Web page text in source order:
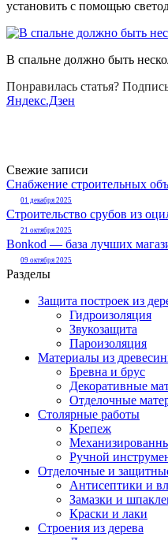
установить с помощью
В спальне должно быть
Понравилась статья?
Яндекс.Дзен
Свежие записи
Снабжение строительных
01 декабря 2025
Строительство срубов из
21 октября 2025
Bonkod — база лучших
09 октября 2025
Разделы
Защита построек из
Гидроизоляция
Звукозащита
Пароизоляция
Материалы из
Бревна и брус
Декоративные
Отделочные
Столярные работы
Крепеж
Ручной
Отделочные и
Антисептики и
Замазки и
Краски и лаки
Строения из дерева